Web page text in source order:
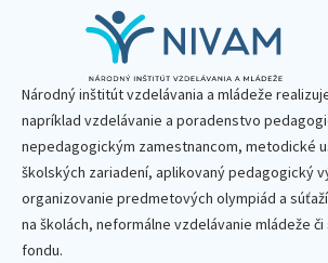
Národný inštitút vzdelávania a mládeže
napríklad vzdelávanie a poradenstvo
nepedagogickým zamestnancom, metodické
školských zariadení, aplikovaný pedagogický
organizovanie predmetových olympiád a
na školách, neformálne vzdelávanie mládeže či
fondu.